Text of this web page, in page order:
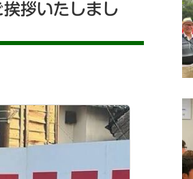
拶いたしまし